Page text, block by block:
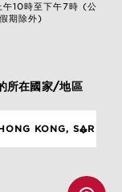
午10時至下午7時 (公
期除外)
所在國家/地區
KONG, SAR